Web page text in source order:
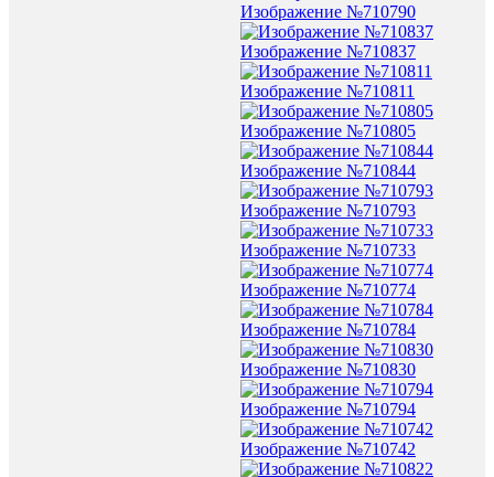
Изображение №710790
Изображение №710837
Изображение №710811
Изображение №710805
Изображение №710844
Изображение №710793
Изображение №710733
Изображение №710774
Изображение №710784
Изображение №710830
Изображение №710794
Изображение №710742